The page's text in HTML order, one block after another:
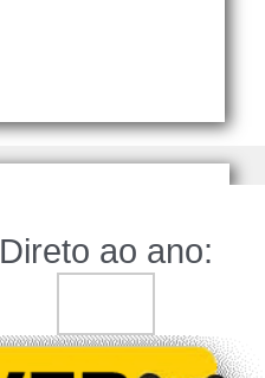
Direto ao ano: